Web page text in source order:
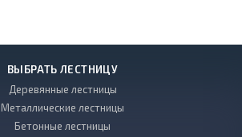
ВЫБРАТЬ ЛЕСТНИЦУ
Деревянные лестницы
Металлические лестницы
Бетонные лестницы